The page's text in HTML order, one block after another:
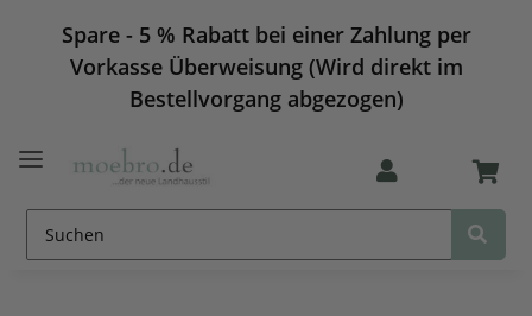
Spare - 5 % Rabatt bei einer Zahlung per
Vorkasse Überweisung (Wird direkt im
Bestellvorgang abgezogen)